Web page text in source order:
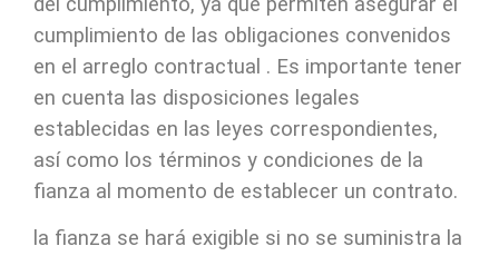
cumplimiento de las obligaciones convenidos
en el arreglo contractual . Es importante tener
en cuenta las disposiciones legales
establecidas en las leyes correspondientes,
así como los términos y condiciones de la
fianza al momento de establecer un contrato.
la fianza se hará exigible si no se suministra la